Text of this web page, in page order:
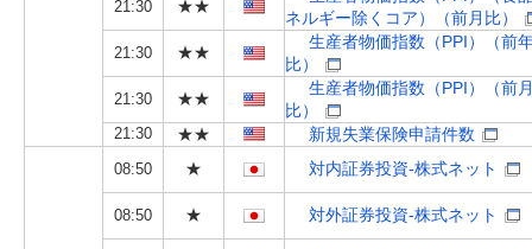
21:30 ★★
ネルギー除くコア）（前月比）
21:30 ★★
生産者物価指数（PPI）（前
比）
21:30 ★★
生産者物価指数（PPI）（前
比）
21:30 ★★ 新規失業保険申請件数
08:50 ★ 対内証券投資-株式ネット
08:50 ★ 対外証券投資-株式ネット